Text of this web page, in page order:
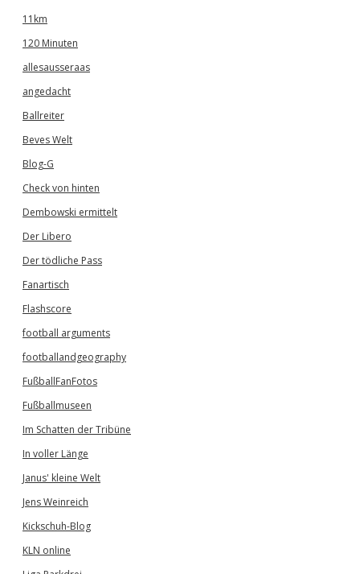
11km
120 Minuten
allesausseraas
angedacht
Ballreiter
Beves Welt
Blog-G
Check von hinten
Dembowski ermittelt
Der Libero
Der tödliche Pass
Fanartisch
Flashscore
football arguments
footballandgeography
FußballFanFotos
Fußballmuseen
Im Schatten der Tribüne
In voller Länge
Janus' kleine Welt
Jens Weinreich
Kickschuh-Blog
KLN online